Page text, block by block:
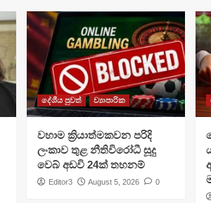
දේශීය පුවත් ව්‍යාපාරික
වහාම ක්‍රියාත්මකවන පරිදි
ලංකාව තුළ නීතිවිරෝධී සූදු
වෙබ් අඩවි 24ක් තහනම්
Editor3 August 5, 2026 0